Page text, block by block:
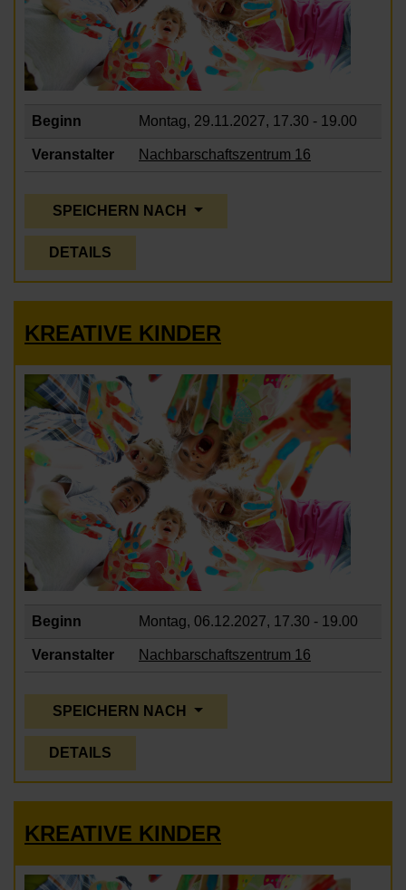
Beginn Montag, 29.11.2027, 17.30 - 19.00
Veranstalter Nachbarschaftszentrum 16
SPEICHERN NACH
DETAILS
KREATIVE KINDER
Beginn Montag, 06.12.2027, 17.30 - 19.00
Veranstalter Nachbarschaftszentrum 16
SPEICHERN NACH
DETAILS
KREATIVE KINDER